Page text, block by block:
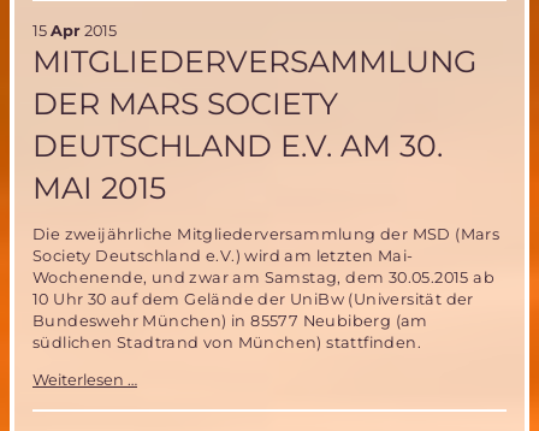
am
Mai
(aktualisiert)
15 Apr 2015
MITGLIEDERVERSAMMLUNG
DER MARS SOCIETY
DEUTSCHLAND E.V. AM 30.
MAI 2015
Die zweijährliche Mitgliederversammlung der MSD (Mars
Society Deutschland e.V.) wird am letzten Mai-
Wochenende, und zwar am Samstag, dem 30.05.2015 ab
10 Uhr 30 auf dem Gelände der UniBw (Universität der
Bundeswehr München) in 85577 Neubiberg (am
südlichen Stadtrand von München) stattfinden.
Weiterlesen …